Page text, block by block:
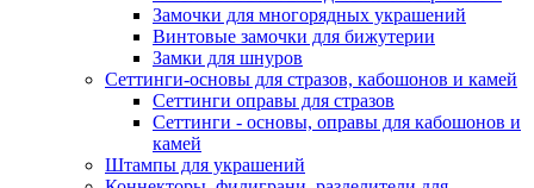
Замочки для многорядных украшений
Винтовые замочки для бижутерии
Замки для шнуров
Сеттинги-основы для стразов, кабошонов и камей
Сеттинги оправы для стразов
Сеттинги - основы, оправы для кабошонов и
камей
Штампы для украшений